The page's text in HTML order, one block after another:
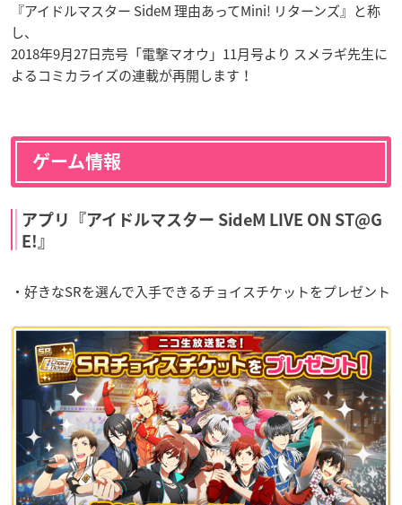
『アイドルマスター SideM 理由あってMini! リターンズ』と称
し、
2018年9月27日売号「電撃マオウ」11月号より スメラギ先生に
よるコミカライズの連載が再開します！
ゲーム情報
アプリ『アイドルマスター SideM LIVE ON ST@G
E!』
・好きなSRを選んで入手できるチョイスチケットをプレゼント